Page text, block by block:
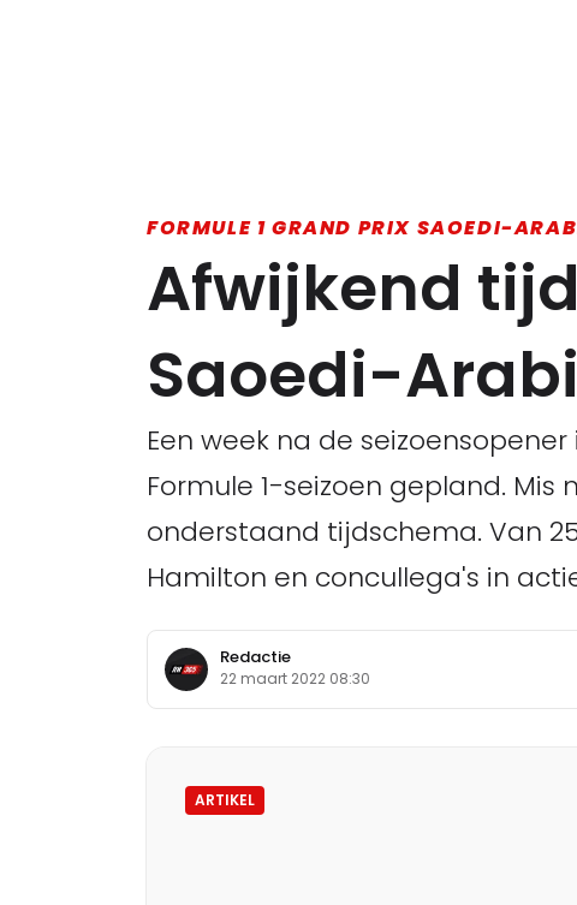
FORMULE 1 GRAND PRIX SAOEDI-
Afwijkend
Saoedi-
Een week na de
Formule 1-seizoen gepland.
onderstaand tijdschema. Van
Hamilton en concullega's in
Redactie
22 maart 2022 08:30
ARTIKEL